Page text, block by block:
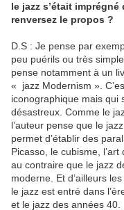
le jazz s’était imprégné
renversez le propos ?
D.S : Je pense par
peu puérils ou très
pense notamment à un
« jazz Modernism ».
iconographique mais qui
désastreux. Comme le
l’auteur pense que le
permet d’établir des
Picasso, le cubisme,
au contraire que le jazz
moderne. Et d’ailleurs
le jazz est entré dans
et le jazz des années